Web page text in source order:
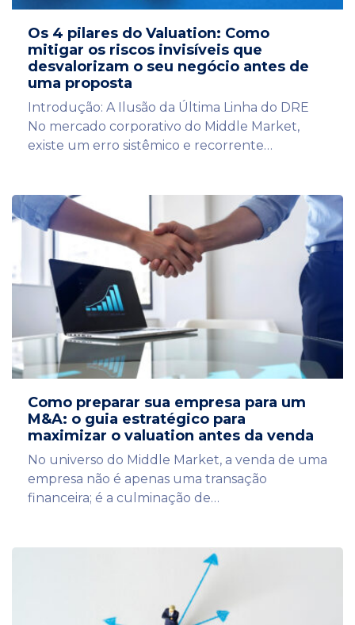
Os 4 pilares do Valuation: Como
mitigar os riscos invisíveis que
desvalorizam o seu negócio antes de
uma proposta
Introdução: A Ilusão da Última Linha do DRE
No mercado corporativo do Middle Market,
existe um erro sistêmico e recorrente…
Como preparar sua empresa para um
M&A: o guia estratégico para
maximizar o valuation antes da venda
No universo do Middle Market, a venda de uma
empresa não é apenas uma transação
financeira; é a culminação de…